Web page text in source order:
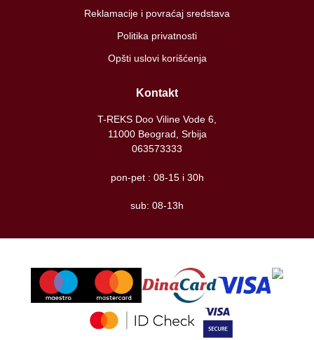
Reklamacije i povraćaj sredstava
Politika privatnosti
Opšti uslovi korišćenja
Kontakt
T-REKS Doo Viline Vode 6,
11000 Beograd, Srbija
063573333
pon-pet : 08-15 i 30h
sub: 08-13h